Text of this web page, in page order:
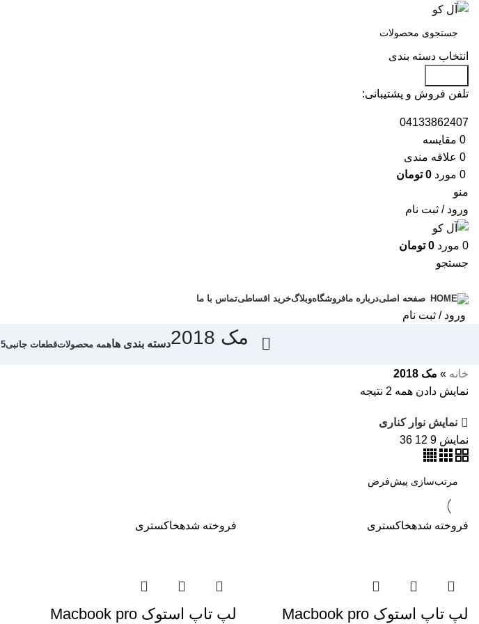
انتخاب دسته بندی
تلفن فروش و پشتیبانی:
04133862407
0 مقايسه
0 علاقه مندی
0 مورد 0 تومان
منو
ورود / ثبت نام
0 مورد 0 تومان
جستجو
صفحه اصلیدرباره مافروشگاهوبلاگخرید اقساطیتماس با ما
ورود / ثبت نام
مک 2018 دسته بندی هاهمه محصولاتقطعات جانبی5 محصول
خانه » مک 2018
نمایش دادن همه 2 نتیجه
نمایش نوار کناری
نمایش 9
12
36
فروخته شدهخاکستری
لپ تاپ استوک Macbook pro
فروخته شدهخاکستری
لپ تاپ استوک Macbook pro